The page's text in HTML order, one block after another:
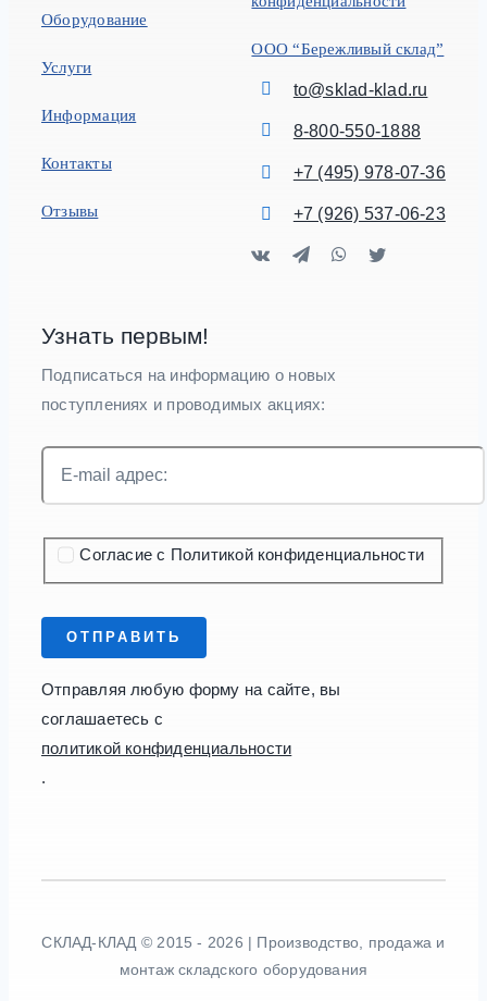
Оборудование
Услуги
Информация
Контакты
Отзывы
ООО “Бережливый склад”
to@sklad-klad.ru
8-800-550-1888
+7 (495) 978-07-36
+7 (926) 537-06-23
Узнать первым!
Подписаться на информацию о новых
поступлениях и проводимых акциях:
Согласие с Политикой конфиденциальности
ОТПРАВИТЬ
Отправляя любую форму на сайте, вы
соглашаетесь с
политикой конфиденциальности
.
СКЛАД-КЛАД © 2015 - 2026 | Производство, продажа и
монтаж складского оборудования